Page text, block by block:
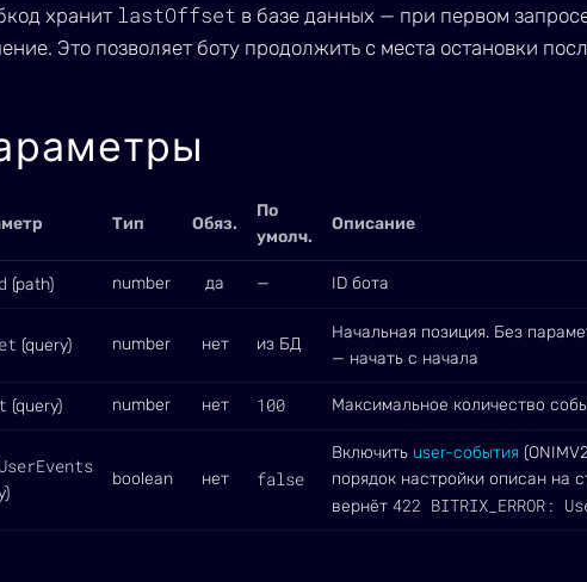
хранит lastOffset в базе данных — при первом
Это позволяет боту продолжить с места остановки
Тип Обяз.
По
умолч.
Описание
(path) number да — ID бота
(query) number нет из БД
Начальная позиция. Без
— начать с начала
(query) number нет 100 Максимальное количество
boolean нет false
Включить user-события
порядок настройки описан на
вернёт 422 BITRIX_ERROR: